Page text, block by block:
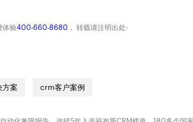
体验400-660-8680 ， 转载请注明出处:
方案 crm客户案例